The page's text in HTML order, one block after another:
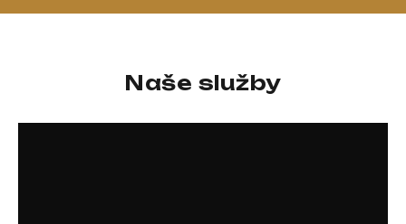
Naše služby